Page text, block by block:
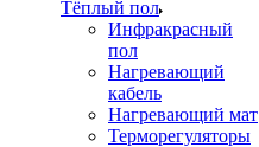
Тёплый пол
Инфракрасный
пол
Нагревающий
кабель
Нагревающий мат
Терморегуляторы